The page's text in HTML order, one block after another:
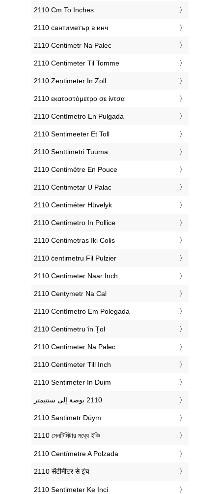
‎2110 Cm To Inches
‎2110 сантиметър в инч
‎2110 Centimetr Na Palec
‎2110 Centimeter Til Tomme
‎2110 Zentimeter In Zoll
‎2110 εκατοστόμετρο σε ίντσα
‎2110 Centímetro En Pulgada
‎2110 Sentimeeter Et Toll
‎2110 Senttimetri Tuuma
‎2110 Centimètre En Pouce
‎2110 Centimetar U Palac
‎2110 Centiméter Hüvelyk
‎2110 Centimetro In Pollice
‎2110 Centimetras Iki Colis
‎2110 ċentimetru Fil Pulzier
‎2110 Centimeter Naar Inch
‎2110 Centymetr Na Cal
‎2110 Centímetro Em Polegada
‎2110 Centimetru în Țol
‎2110 Centimeter Na Palec
‎2110 Centimeter Till Inch
‎2110 Sentimeter In Duim
‎2110 Santimetr Düym
‎2110 সেনটিমিটার মধ্যে ইঞ্চি
‎2110 Centímetre A Polzada
‎2110 सेंटीमीटर से इंच
‎2110 Sentimeter Ke Inci